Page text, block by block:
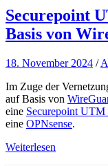
Securepoint
Basis von
18. November 2024 /
Im Zuge der
auf Basis von
eine Securepoint UTM
eine OPNsense.
Weiterlesen